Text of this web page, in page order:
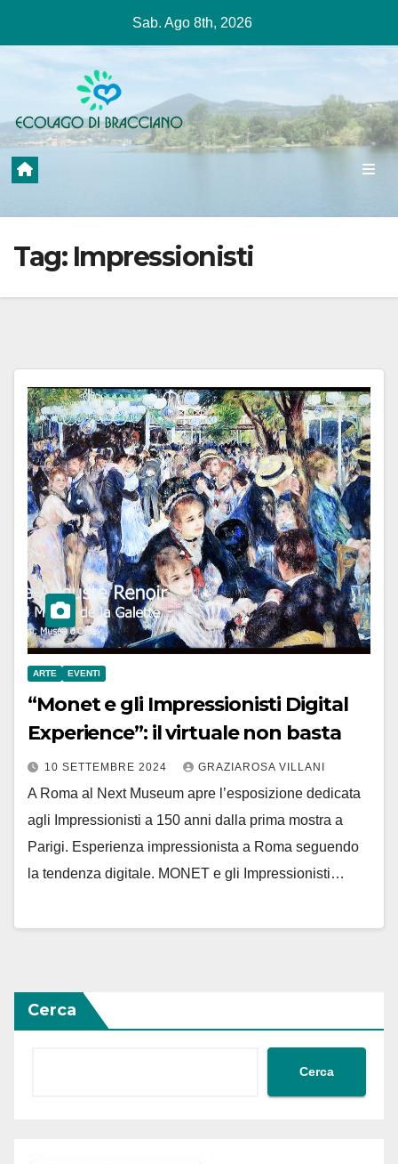
contenuto
Sab. Ago 8th, 2026
Tag: Impressionisti
ARTE EVENTI
“Monet e gli Impressionisti Digital
Experience”: il virtuale non basta
10 SETTEMBRE 2024 GRAZIAROSA VILLANI
A Roma al Next Museum apre l’esposizione dedicata
agli Impressionisti a 150 anni dalla prima mostra a
Parigi. Esperienza impressionista a Roma seguendo
la tendenza digitale. MONET e gli Impressionisti…
Cerca
Cerca